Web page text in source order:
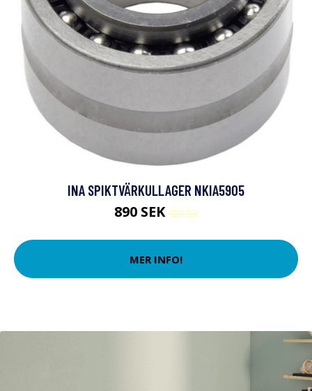
INA SPIKTVÄRKULLAGER NKIA5905
890 SEK950 SEK
MER INFO!